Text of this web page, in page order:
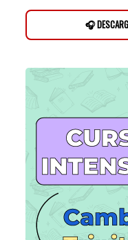
🎧